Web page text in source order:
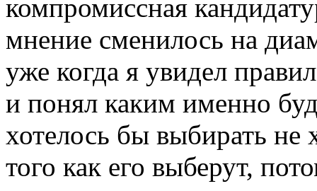
компромиссная
мнение сменилось на
уже когда я увидел
и понял каким именно
хотелось бы выбирать не
того как его выберут,